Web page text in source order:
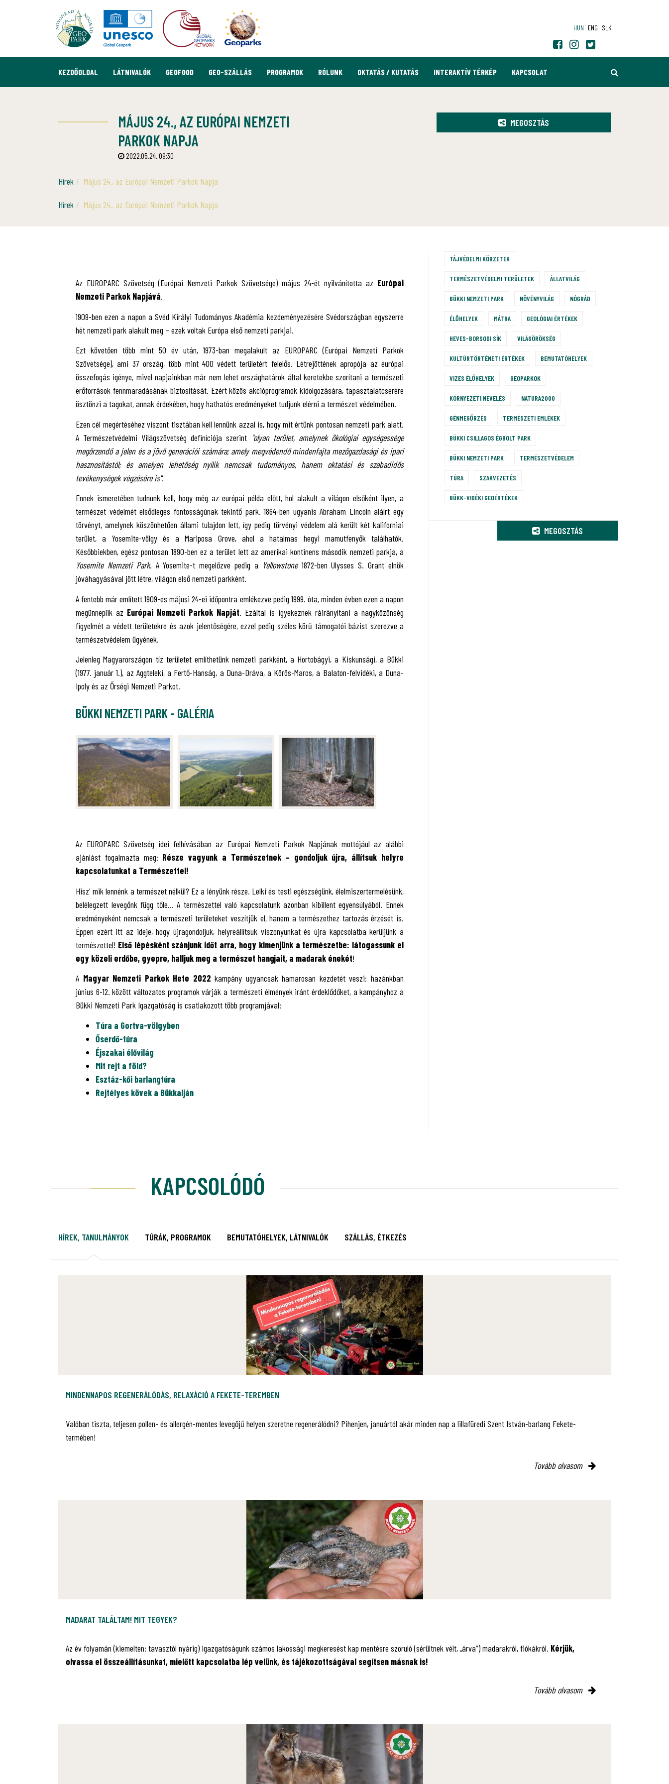
HUN ENG SLK
KEZDŐOLDAL LÁTNIVALÓK GEOFOOD GEO-SZÁLLÁS PROGRAMOK RÓLUNK OKTATÁS / KUTATÁS INTERAKTÍV TÉRKÉP KAPCSOLAT
MÁJUS 24., AZ EURÓPAI NEMZETI
PARKOK NAPJA
2022.05.24. 09:30
Hírek Május 24., az Európai Nemzeti Parkok Napja
MEGOSZTÁS
Hírek Május 24., az Európai Nemzeti Parkok Napja
Az EUROPARC Szövetség (Európai Nemzeti Parkok Szövetsége) május 24-ét nyilvánította az Európai
Nemzeti Parkok Napjává.
1909-ben ezen a napon a Svéd Királyi Tudományos Akadémia kezdeményezésére Svédországban egyszerre
hét nemzeti park alakult meg – ezek voltak Európa első nemzeti parkjai.
Ezt követően több mint 50 év után, 1973-ban megalakult az EUROPARC (Európai Nemzeti Parkok
Szövetsége), ami 37 ország, több mint 400 védett területért felelős. Létrejöttének apropója az európai
összefogás igénye, mivel napjainkban már nem lehet országhatárok által keretekbe szorítani a természeti
erőforrások fennmaradásának biztosítását. Ezért közös akcióprogramok kidolgozására, tapasztalatcserére
ösztönzi a tagokat, annak érdekében, hogy hathatós eredményeket tudjunk elérni a természet védelmében.
Ezen cél megértéséhez viszont tisztában kell lennünk azzal is, hogy mit értünk pontosan nemzeti park alatt.
A Természetvédelmi Világszövetség definíciója szerint "olyan terület, amelynek ökológiai egységessége
megőrzendő a jelen és a jövő generációi számára; amely megvédendő mindenfajta mezőgazdasági és ipari
hasznosítástól; és amelyen lehetőség nyílik nemcsak tudományos, hanem oktatási és szabadidős
tevékenységek végzésére is".
Ennek ismeretében tudnunk kell, hogy még az európai példa előtt, hol alakult a világon elsőként ilyen, a
természet védelmét elsődleges fontosságúnak tekintő park. 1864-ben ugyanis Abraham Lincoln aláírt egy
törvényt, amelynek köszönhetően állami tulajdon lett, így pedig törvényi védelem alá került két kaliforniai
terület, a Yosemite-völgy és a Mariposa Grove, ahol a hatalmas hegyi mamutfenyők találhatók.
Későbbiekben, egész pontosan 1890-ben ez a terület lett az amerikai kontinens második nemzeti parkja, a
Yosemite Nemzeti Park. A Yosemite-t megelőzve pedig a Yellowstone1872-ben Ulysses S. Grant elnök
jóváhagyásával jött létre, világon első nemzeti parkként.
A fentebb már említett 1909-es májusi 24-ei időpontra emlékezve pedig 1999. óta, minden évben ezen a napon
megünneplik az Európai Nemzeti Parkok Napját. Ezáltal is igyekeznek ráirányítani a nagyközönség
figyelmét a védett területekre és azok jelentőségére, ezzel pedig széles körű támogatói bázist szerezve a
természetvédelem ügyének.
Jelenleg Magyarországon tíz területet említhetünk nemzeti parkként, a Hortobágyi, a Kiskunsági, a Bükki
(1977. január 1.), az Aggteleki, a Fertő-Hanság, a Duna-Dráva, a Körös-Maros, a Balaton-felvidéki, a Duna-
Ipoly és az Őrségi Nemzeti Parkot.
BÜKKI NEMZETI PARK - GALÉRIA
Az EUROPARC Szövetség idei felhívásában az Európai Nemzeti Parkok Napjának mottójául az alábbi
ajánlást fogalmazta meg: Része vagyunk a Természetnek – gondoljuk újra, állítsuk helyre
kapcsolatunkat a Természettel!
Hisz' mik lennénk a természet nélkül? Ez a lényünk része. Lelki és testi egészségünk, élelmiszertermelésünk,
belélegzett levegőnk függ tőle… A természettel való kapcsolatunk azonban kibillent egyensúlyából. Ennek
eredményeként nemcsak a természeti területeket veszítjük el, hanem a természethez tartozás érzését is.
Éppen ezért itt az ideje, hogy újragondoljuk, helyreállítsuk viszonyunkat és újra kapcsolatba kerüljünk a
természettel! Első lépésként szánjunk időt arra, hogy kimenjünk a természetbe: látogassunk el
egy közeli erdőbe, gyepre, halljuk meg a természet hangjait, a madarak énekét!
A Magyar Nemzeti Parkok Hete 2022 kampány ugyancsak hamarosan kezdetét veszi: hazánkban
június 6-12. között változatos programok várják a természeti élmények iránt érdeklődőket, a kampányhoz a
Bükki Nemzeti Park Igazgatóság is csatlakozott több programjával:
Túra a Gortva-völgyben
Őserdő-túra
Éjszakai élővilág
Mit rejt a föld?
Esztáz-kői barlangtúra
Rejtélyes kövek a Bükkalján
TÁJVÉDELMI KÖRZETEK
TERMÉSZETVÉDELMI TERÜLETEK ÁLLATVILÁG
BÜKKI NEMZETI PARK NÖVÉNYVILÁG NÓGRÁD
ÉLŐHELYEK MÁTRA GEOLÓGIAI ÉRTÉKEK
HEVES-BORSODI SÍK VILÁGÖRÖKSÉG
KULTÚRTÖRTÉNETI ÉRTÉKEK BEMUTATÓHELYEK
VIZES ÉLŐHELYEK GEOPARKOK
KÖRNYEZETI NEVELÉS NATURA2000
GÉNMEGŐRZÉS TERMÉSZETI EMLÉKEK
BÜKKI CSILLAGOS ÉGBOLT PARK
BÜKKI NEMZETI PARK TERMÉSZETVÉDELEM
TÚRA SZAKVEZETÉS
BÜKK-VIDÉKI GEOÉRTÉKEK
MEGOSZTÁS
KAPCSOLÓDÓ
HÍREK, TANULMÁNYOK TÚRÁK, PROGRAMOK BEMUTATÓHELYEK, LÁTNIVALÓK SZÁLLÁS, ÉTKEZÉS
MINDENNAPOS REGENERÁLÓDÁS, RELAXÁCIÓ A FEKETE-TEREMBEN
Valóban tiszta, teljesen pollen- és allergén-mentes levegőjű helyen szeretne regenerálódni? Pihenjen, januártól akár minden nap a lillafüredi Szent István-barlang Fekete-
termében!
Tovább olvasom
MADARAT TALÁLTAM! MIT TEGYEK?
Az év folyamán (kiemelten: tavasztól nyárig) Igazgatóságunk számos lakossági megkeresést kap mentésre szoruló (sérültnek vélt, „árva”) madarakról, fiókákról. Kérjük,
olvassa el összeállításunkat, mielőtt kapcsolatba lép velünk, és tájékozottságával segítsen másnak is!
Tovább olvasom